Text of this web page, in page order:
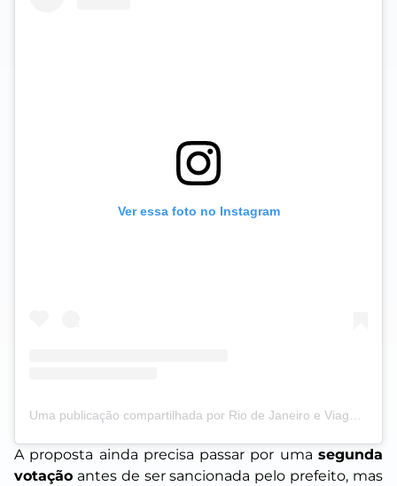
Ver essa foto no Instagram
Uma publicação compartilhada por Rio de Janeiro e Viagens por Daniel Mohamed (@partiurota)
A proposta ainda precisa passar por uma segunda
votação antes de ser sancionada pelo prefeito, mas